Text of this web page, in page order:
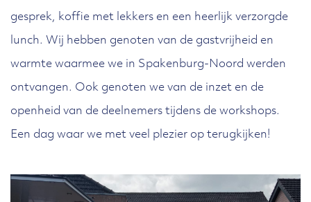
gesprek, koffie met lekkers en een heerlijk verzorgde
lunch. Wij hebben genoten van de gastvrijheid en
warmte waarmee we in Spakenburg-Noord werden
ontvangen. Ook genoten we van de inzet en de
openheid van de deelnemers tijdens de workshops.
Een dag waar we met veel plezier op terugkijken!